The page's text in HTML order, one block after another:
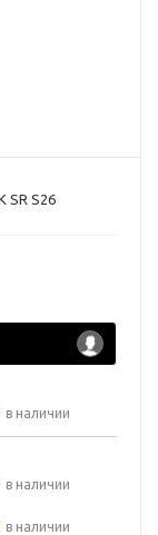
SR S26
в наличии
в наличии
в наличии